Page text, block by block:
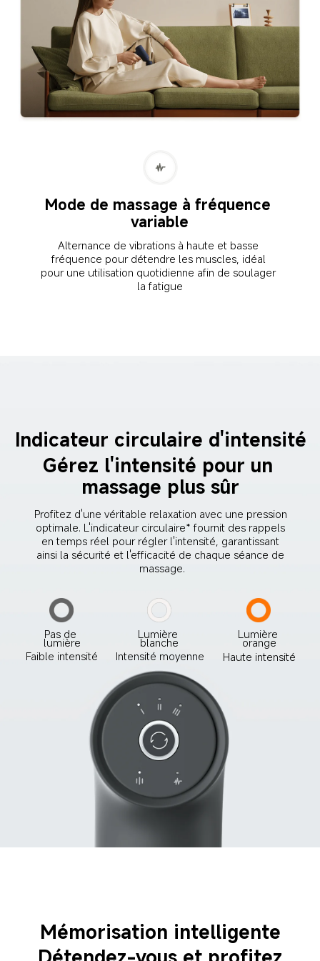
Mode de massage à fréquence
variable
Alternance de vibrations à haute et basse
fréquence pour détendre les muscles, idéal
pour une utilisation quotidienne afin de soulager
la fatigue
Indicateur circulaire d'intensité
Gérez l'intensité pour un
massage plus sûr
Profitez d'une véritable relaxation avec une pression
optimale. L'indicateur circulaire* fournit des rappels
en temps réel pour régler l'intensité, garantissant
ainsi la sécurité et l'efficacité de chaque séance de
massage.
Pas de
lumière
Faible intensité
Lumière
blanche
Intensité moyenne
Lumière
orange
Haute intensité
Mémorisation intelligente